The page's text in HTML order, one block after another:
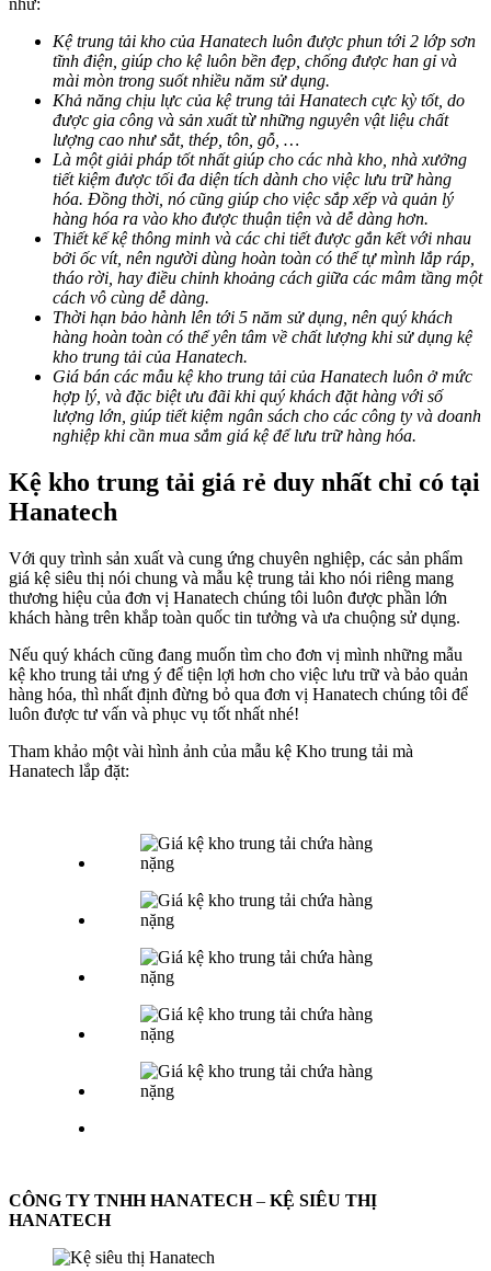
như:
Kệ trung tải kho của Hanatech luôn được phun tới 2 lớp sơn
tĩnh điện, giúp cho kệ luôn bền đẹp, chống được han gỉ và
mài mòn trong suốt nhiều năm sử dụng.
Khả năng chịu lực của kệ trung tải Hanatech cực kỳ tốt, do
được gia công và sản xuất từ những nguyên vật liệu chất
lượng cao như sắt, thép, tôn, gỗ, …
Là một giải pháp tốt nhất giúp cho các nhà kho, nhà xưởng
tiết kiệm được tối đa diện tích dành cho việc lưu trữ hàng
hóa. Đồng thời, nó cũng giúp cho việc sắp xếp và quản lý
hàng hóa ra vào kho được thuận tiện và dễ dàng hơn.
Thiết kế kệ thông minh và các chi tiết được gắn kết với nhau
bởi ốc vít, nên người dùng hoàn toàn có thể tự mình lắp ráp,
tháo rời, hay điều chỉnh khoảng cách giữa các mâm tầng một
cách vô cùng dễ dàng.
Thời hạn bảo hành lên tới 5 năm sử dụng, nên quý khách
hàng hoàn toàn có thể yên tâm về chất lượng khi sử dụng kệ
kho trung tải của Hanatech.
Giá bán các mẫu kệ kho trung tải của Hanatech luôn ở mức
hợp lý, và đặc biệt ưu đãi khi quý khách đặt hàng với số
lượng lớn, giúp tiết kiệm ngân sách cho các công ty và doanh
nghiệp khi cần mua sắm giá kệ để lưu trữ hàng hóa.
Kệ kho trung tải giá rẻ duy nhất chỉ có tại
Hanatech
Với quy trình sản xuất và cung ứng chuyên nghiệp, các sản phẩm
giá kệ siêu thị nói chung và mẫu kệ trung tải kho nói riêng mang
thương hiệu của đơn vị Hanatech chúng tôi luôn được phần lớn
khách hàng trên khắp toàn quốc tin tưởng và ưa chuộng sử dụng.
Nếu quý khách cũng đang muốn tìm cho đơn vị mình những mẫu
kệ kho trung tải ưng ý để tiện lợi hơn cho việc lưu trữ và bảo quản
hàng hóa, thì nhất định đừng bỏ qua đơn vị Hanatech chúng tôi để
luôn được tư vấn và phục vụ tốt nhất nhé!
Tham khảo một vài hình ảnh của mẫu kệ Kho trung tải mà
Hanatech lắp đặt:
CÔNG TY TNHH HANATECH– KỆ SIÊU THỊ
HANATECH